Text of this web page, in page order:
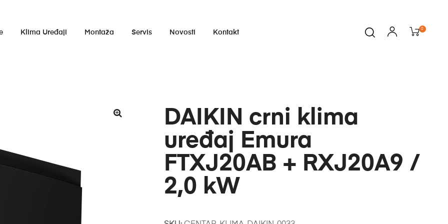
Klima Uređaji Montaža Servis Novosti Kontakt
0
DAIKIN crni klima
uređaj Emura
FTXJ20AB + RXJ20A9 /
2,0 kW